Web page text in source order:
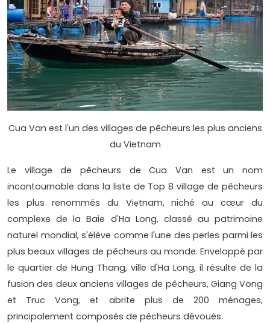
Cua Van est l'un des villages de pêcheurs les plus anciens
du Vietnam
Le village de pêcheurs de Cua Van est un nom
incontournable dans la liste de Top 8 village de pêcheurs
les plus renommés du Viẹtnam, niché au cœur du
complexe de la Baie d'Ha Long, classé au patrimoine
naturel mondial, s'élève comme l'une des perles parmi les
plus beaux villages de pêcheurs au monde. Enveloppé par
le quartier de Hung Thang, ville d'Ha Long, il résulte de la
fusion des deux anciens villages de pêcheurs, Giang Vong
et Truc Vong, et abrite plus de 200 ménages,
principalement composés de pêcheurs dévoués.